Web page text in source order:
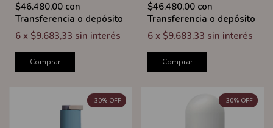
$46.480,00 con
Transferencia o depósito
6 x $9.683,33 sin interés
Comprar
$46.480,00 con
Transferencia o depósito
6 x $9.683,33 sin interés
Comprar
-30% OFF -30% OFF